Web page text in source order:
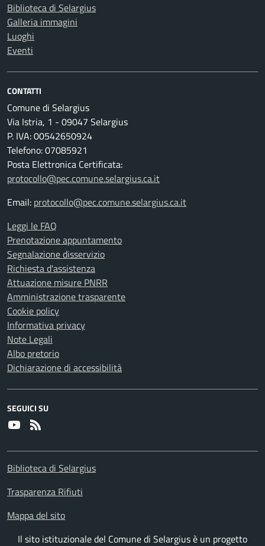
Biblioteca di Selargius
Galleria immagini
Luoghi
Eventi
CONTATTI
Comune di Selargius
Via Istria, 1 - 09047 Selargius
P. IVA: 00542650924
Telefono: 07085921
Posta Elettronica Certificata:
protocollo@pec.comune.selargius.ca.it
Email: protocollo@pec.comune.selargius.ca.it
Leggi le FAQ
Prenotazione appuntamento
Segnalazione disservizio
Richiesta d'assistenza
Attuazione misure PNRR
Amministrazione trasparente
Cookie policy
Informativa privacy
Note Legali
Albo pretorio
Dichiarazione di accessibilità
SEGUICI SU
Youtube
Biblioteca di Selargius
Trasparenza Rifiuti
Mappa del sito
Il sito istituzionale del Comune di Selargius è un progetto